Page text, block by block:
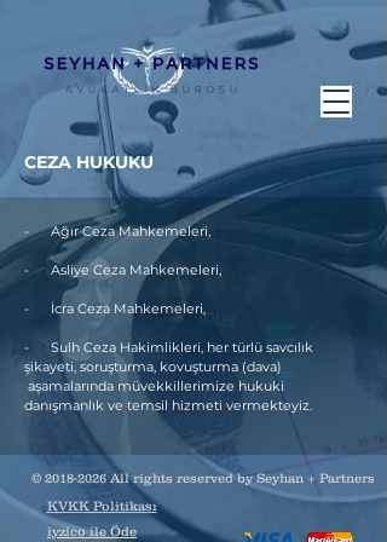
CEZA HUKUKU
- Ağır Ceza Mahkemeleri,
- Asliye Ceza Mahkemeleri,
- İcra Ceza Mahkemeleri,
- Sulh Ceza Hakimlikleri, her türlü savcılık
şikayeti, soruşturma, kovuşturma (dava)
aşamalarında müvekkillerimize hukuki
danışmanlık ve temsil hizmeti vermekteyiz.
© 2018-2026 All rights reserved by Seyhan + Partners
KVKK Politikası
iyzico ile Öde